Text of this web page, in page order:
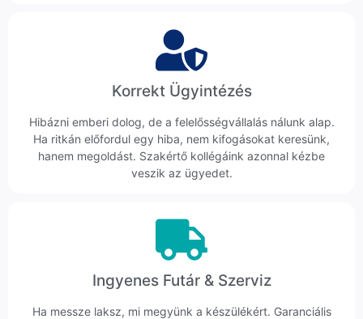
Korrekt Ügyintézés
Hibázni emberi dolog, de a felelősségvállalás nálunk alap.
Ha ritkán előfordul egy hiba, nem kifogásokat keresünk,
hanem megoldást. Szakértő kollégáink azonnal kézbe
veszik az ügyedet.
Ingyenes Futár & Szerviz
Ha messze laksz, mi megyünk a készülékért. Garanciális